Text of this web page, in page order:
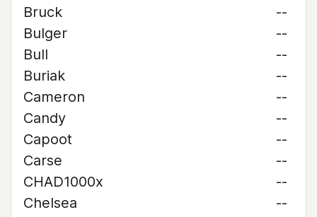
Bruck
--
Bulger
--
Bull
--
Buriak
--
Cameron
--
Candy
--
Capoot
--
Carse
--
CHAD1000x
--
Chelsea
--